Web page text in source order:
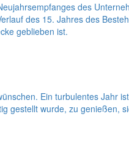
des
des 15. Jahres des
geblieben ist.
Ein turbulentes Jahr
gestellt wurde, zu genießen,